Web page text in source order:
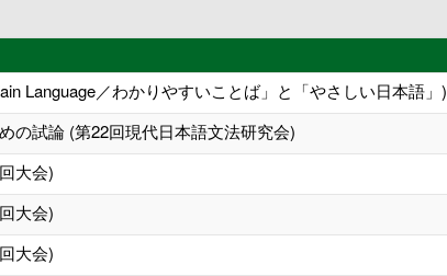
Language／わかりやすいことば」と「やさしい日本語」)
の試論 (第22回現代日本語文法研究会)
大会)
大会)
大会)